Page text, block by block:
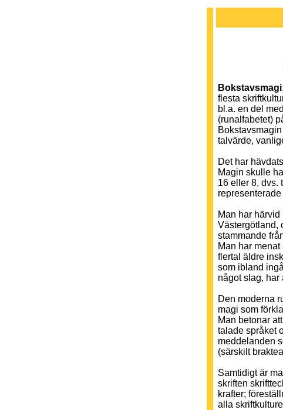
flesta
bl.a. en del
(runalfabetet)
talvärde,
Det har
Magin skulle
16 eller 8, dvs.
Man har
Västergötland,
stammande
Man har
flertal äldre
som ibland
något slag, har
Den moderna
magi som
Man betonar
talade språket
meddelanden
(särskilt
Samtidigt är
skriften
krafter;
alla